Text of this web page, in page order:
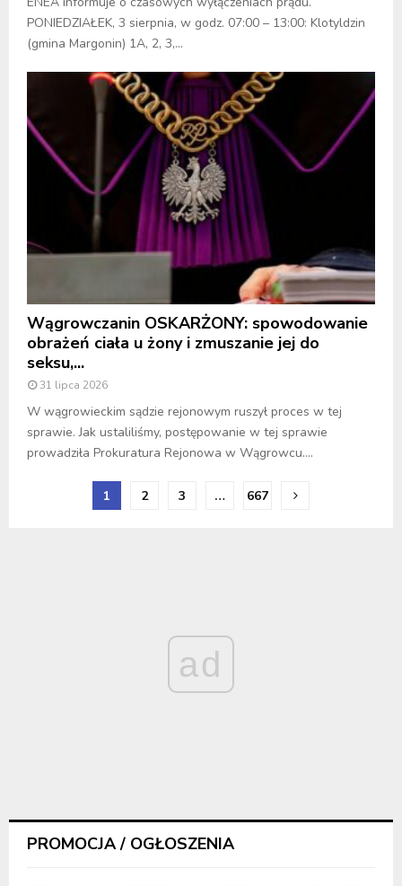
PONIEDZIAŁEK, 3 sierpnia, w godz. 07:00 – 13:00: Klotyldzin
(gmina Margonin) 1A, 2, 3,...
Wągrowczanin OSKARŻONY: spowodowanie
obrażeń ciała u żony i zmuszanie jej do
seksu,...
31 lipca 2026
W wągrowieckim sądzie rejonowym ruszył proces w tej
sprawie. Jak ustaliliśmy, postępowanie w tej sprawie
prowadziła Prokuratura Rejonowa w Wągrowcu....
1 2 3 … 667
ad
PROMOCJA / OGŁOSZENIA